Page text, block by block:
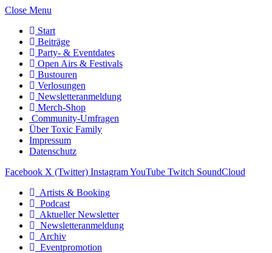
Close Menu
Start
Beiträge
Party- & Eventdates
Open Airs & Festivals
Bustouren
Verlosungen
Newsletteranmeldung
Merch-Shop
Community-Umfragen
Über Toxic Family
Impressum
Datenschutz
Facebook X (Twitter) InstagramYouTube Twitch SoundCloud
Artists & Booking
Podcast
Aktueller Newsletter
Newsletteranmeldung
Archiv
Eventpromotion